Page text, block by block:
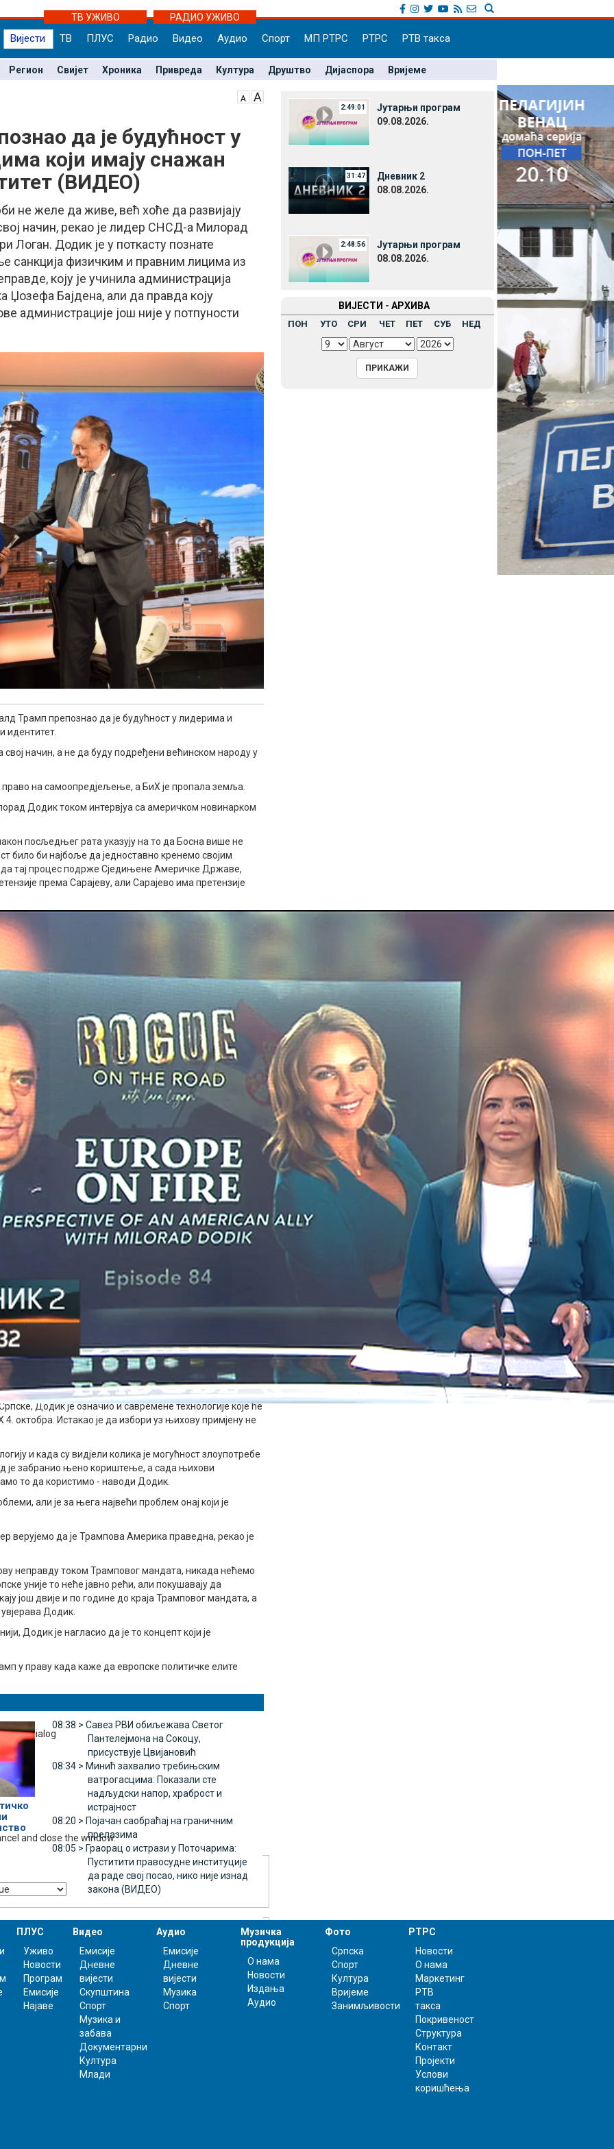
ТВ УЖИВО
РАДИО УЖИВО
Вијести ТВ ПЛУС Радио Видео Аудио Спорт МП РТРС РТРС РТВ такса
Регион Свијет Хроника Привреда Култура Друштво Дијаспора Вријеме
да је будућност у
који имају снажан
(ВИДЕО)
не желе да живе, већ хоће да развијају
начин, рекао је лидер СНСД-а Милорад
Логан. Додик је у поткасту познате
санкција физичким и правним лицима из
коју је учинила администрација
Џозефа Бајдена, али да правда коју
администрације још није у потпуности
Трамп препознао да је будућност у лидерима и
идентитет.
начин, а не да буду подређени већинском народу у
право на самоопредјељење, а БиХ је пропала земља.
Додик током интервјуа са америчком новинарком
посљедњег рата указују на то да Босна више не
било би најбоље да једноставно кренемо својим
тај процес подрже Сједињене Америчке Државе,
према Сарајеву, али Сарајево има претензије
dialog
and close the window.
уводиле руководству Републике Српске,
за њена институционална права, рекао је Додик.
подржавале су високог представника и
суд који није у складу са Уставом. Не постоје уставне
су они поставили Бошњаке муслимане за судије.
у рату, који су наравно доносили пресуде на основу
за неки измишљени кривични прекршај. Не
високог представника - казао је Додик.
Додик је означио и савремене технологије које ће
октобра. Истакао је да избори уз њихову примјену не
и када су видјели колика је могућност злоупотребе
је забранио њено кориштење, а сада њихови
то да користимо - наводи Додик.
али је за њега највећи проблем онај који је
верујемо да је Трампова Америка праведна, рекао је
неправду током Трамповог мандата, никада нећемо
уније то неће јавно рећи, али покушавају да
још двије и по године до краја Трамповог мандата, а
Додик.
Додик је нагласио да је то концепт који је
у праву када каже да европске политичке елите
08:38 > Савез РВИ обиљежава Светог
Пантелејмона на Сокоцу,
присуствује Цвијановић
08:34 > Минић захвалио требињским
ватрогасцима: Показали сте
надљудски напор, храброст и
истрајност
08:20 > Појачан саобраћај на граничним
прелазима
08:05 > Граорац о истрази у Поточарима:
Пуститити правосудне институције
да раде свој посао, нико није изнад
закона (ВИДЕО)
2:49:01
Јутарњи програм
09.08.2026.
31:47
Дневник 2
08.08.2026.
2:48:56
Јутарњи програм
08.08.2026.
ВИЈЕСТИ - АРХИВА
ПОН УТО СРИ ЧЕТ ПЕТ СУБ НЕД
ПЛУС
Уживо
Новости
Програм
Емисије
Најаве
Видео
Емисије
Дневне
вијести
Скупштина
Спорт
Музика и
забава
Документарни
Култура
Млади
Аудио
Емисије
Дневне
вијести
Музика
Спорт
Музичка
продукција
О нама
Новости
Издања
Аудио
Фото
Српска
Спорт
Култура
Вријеме
Занимљивости
РТРС
Новости
О нама
Маркетинг
РТВ
такса
Покривеност
Структура
Контакт
Пројекти
Услови
коришћења